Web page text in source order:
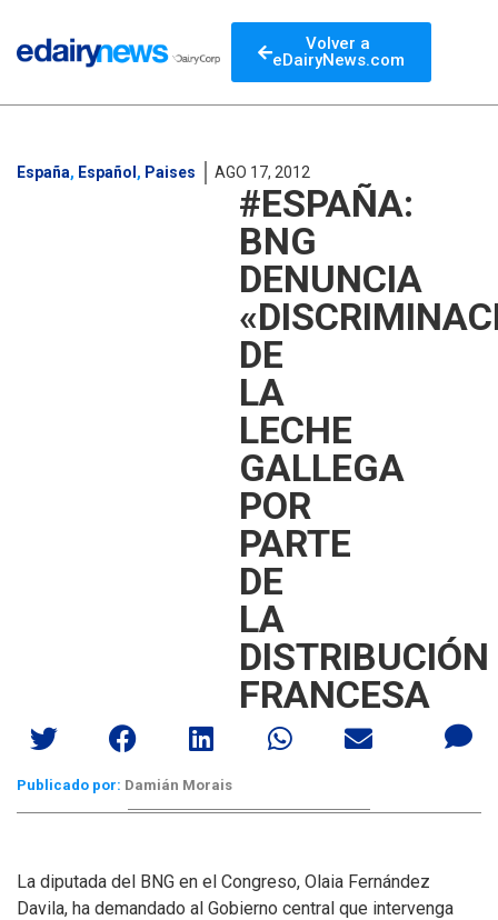
Volver a
eDairyNews.com
España, Español , Paises AGO 17, 2012
#ESPAÑA:
BNG
DENUNCIA
DE
LA
LECHE
GALLEGA
POR
PARTE
DE
LA
DISTRIBUCIÓN
FRANCESA
Publicado por: Damián Morais
La diputada del BNG en el Congreso, Olaia Fernández
Davila, ha demandado al Gobierno central que intervenga